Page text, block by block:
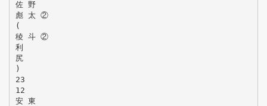
佐 野
彪 太 ②
(
稜 斗 ②
利
尻
)
23
12
安 東